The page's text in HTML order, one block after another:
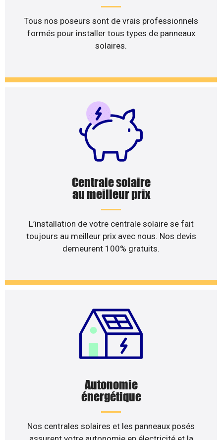
Tous nos poseurs sont de vrais professionnels
formés pour installer tous types de panneaux
solaires.
Centrale solaire
au meilleur prix
L’installation de votre centrale solaire se fait
toujours au meilleur prix avec nous. Nos devis
demeurent 100% gratuits.
Autonomie
énergétique
Nos centrales solaires et les panneaux posés